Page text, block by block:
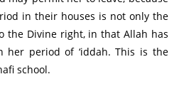
in their houses is not only the
the Divine right, in that Allah has
her period of ‘iddah. This is the
school.